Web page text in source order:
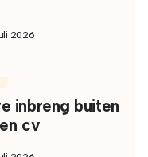
2026
inbreng buiten
cv